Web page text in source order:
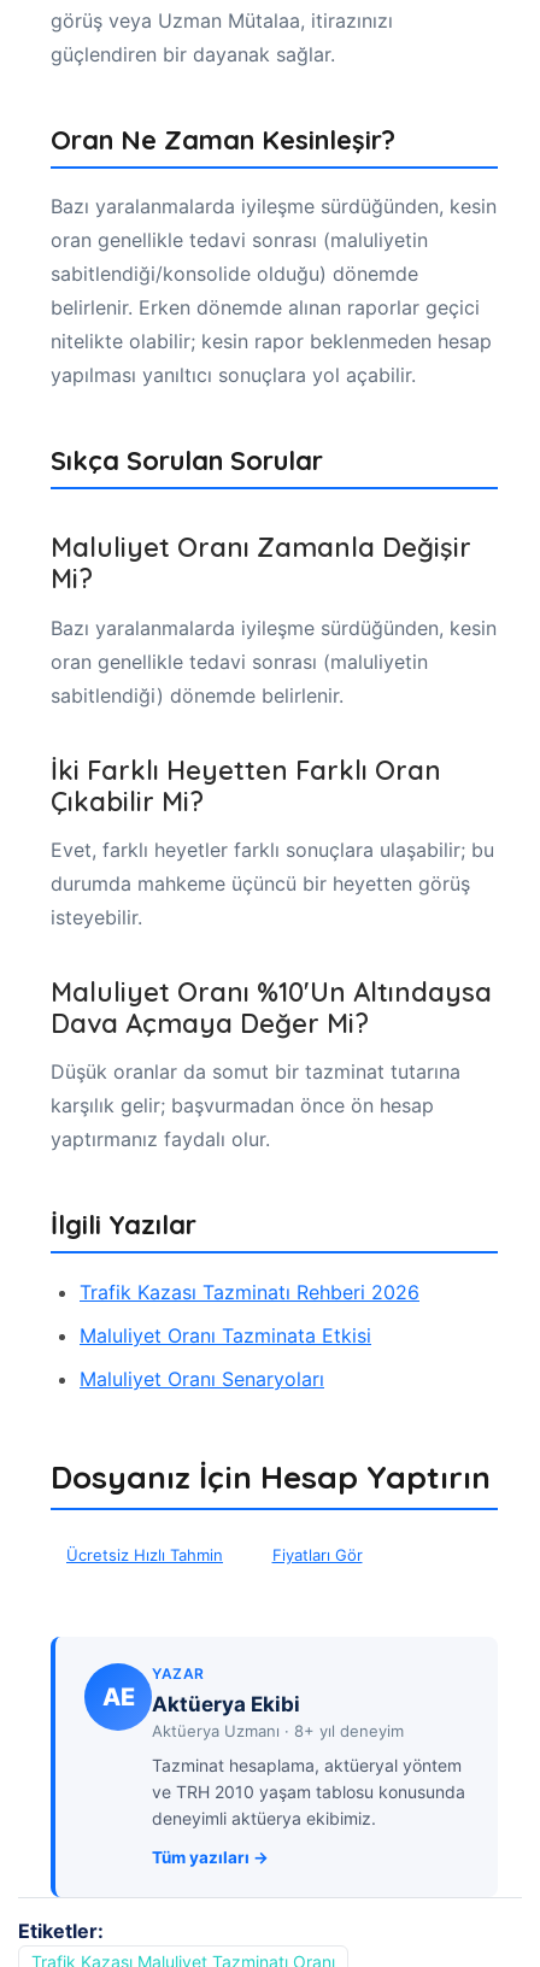
görüş veya Uzman Mütalaa, itirazınızı
güçlendiren bir dayanak sağlar.
Oran Ne Zaman Kesinleşir?
Bazı yaralanmalarda iyileşme sürdüğünden, kesin
oran genellikle tedavi sonrası (maluliyetin
sabitlendiği/konsolide olduğu) dönemde
belirlenir. Erken dönemde alınan raporlar geçici
nitelikte olabilir; kesin rapor beklenmeden hesap
yapılması yanıltıcı sonuçlara yol açabilir.
Sıkça Sorulan Sorular
Maluliyet Oranı Zamanla Değişir
Mi?
Bazı yaralanmalarda iyileşme sürdüğünden, kesin
oran genellikle tedavi sonrası (maluliyetin
sabitlendiği) dönemde belirlenir.
İki Farklı Heyetten Farklı Oran
Çıkabilir Mi?
Evet, farklı heyetler farklı sonuçlara ulaşabilir; bu
durumda mahkeme üçüncü bir heyetten görüş
isteyebilir.
Maluliyet Oranı %10'un Altındaysa
Dava Açmaya Değer Mi?
Düşük oranlar da somut bir tazminat tutarına
karşılık gelir; başvurmadan önce ön hesap
yaptırmanız faydalı olur.
İlgili Yazılar
Trafik Kazası Tazminatı Rehberi 2026
Maluliyet Oranı Tazminata Etkisi
Maluliyet Oranı Senaryoları
Dosyanız İçin Hesap Yaptırın
Ücretsiz Hızlı Tahmin Fiyatları Gör
AE
YAZAR
Aktüerya Ekibi
Aktüerya Uzmanı · 8+ yıl deneyim
Tazminat hesaplama, aktüeryal yöntem
ve TRH 2010 yaşam tablosu konusunda
deneyimli aktüerya ekibimiz.
Tüm yazıları →
Etiketler:
Trafik Kazası Maluliyet Tazminatı Oranı